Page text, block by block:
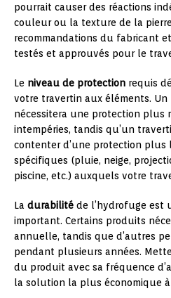
pourrait causer des réactions
couleur ou la texture de la
recommandations du fabricant
testés et approuvés pour le
Le niveau de protection requis
votre travertin aux éléments.
nécessitera une protection plus
intempéries, tandis qu’un
contenter d’une protection plus
spécifiques (pluie, neige,
piscine, etc.) auxquels votre
La durabilité de l’hydrofuge est
important. Certains produits
annuelle, tandis que d’autres
pendant plusieurs années.
du produit avec sa fréquence
la solution la plus économique